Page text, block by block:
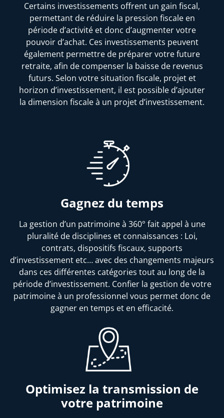
Certains investissements offrent un gain fiscal,
permettant de réduire la pression fiscale en
période d’activité et donc d’augmenter votre
pouvoir d’achat. Ces investissements peuvent
également permettre de préparer votre future
retraite, afin de compenser la baisse de revenus
futurs. Selon votre situation fiscale, projet et
horizon d’investissement, il est possible d’ajouter
la dimension fiscale à un projet d’investissement.
Gagnez du temps
La gestion d’un patrimoine à 360° fait appel à une
pluralité de disciplines et connaissances : Loi,
contrats, dispositifs fiscaux, supports
d’investissement etc… avec des changements majeurs
dans ces différentes catégories tout au long de la
période d’investissement. Confier la gestion de votre
patrimoine à un professionnel vous permet donc de
gagner en temps et en efficacité.
Optimisez la transmission de
votre patrimoine